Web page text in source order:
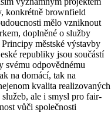
konkrétně brownfield
mělo vzniknout
doplněné o služby
městské výstavby
republiky jsou součástí
svému odpovědnému
na domácí, tak na
kvalita realizovaných
ale i smysl pro fair-
vůči společnosti